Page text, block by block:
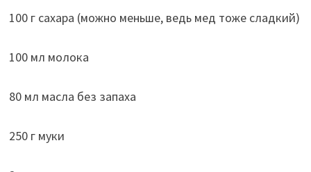
100 г сахара (можно меньше, ведь мед тоже сладкий)
100 мл молока
80 мл масла без запаха
250 г муки